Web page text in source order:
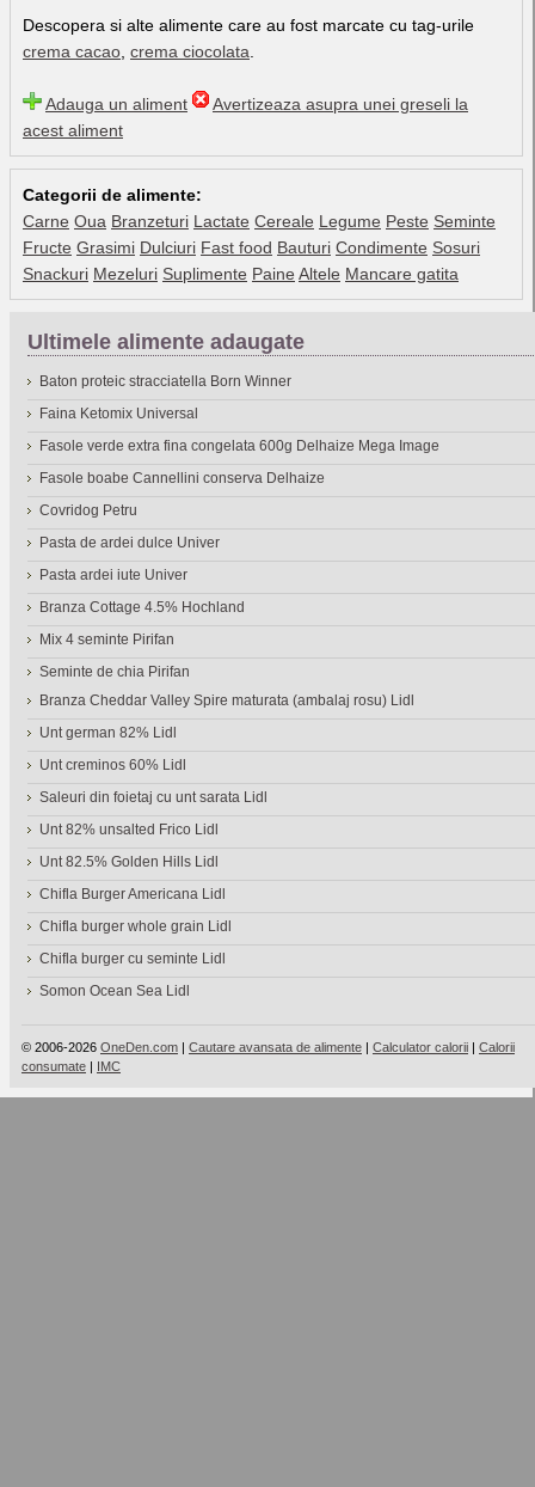
Descopera si alte alimente care au fost marcate cu tag-urile
crema cacao crema ciocolata
Adauga un aliment
Avertizeaza asupra unei greseli la
acest aliment
Categorii de alimente:
Carne Oua Branzeturi Lactate Cereale Legume Peste Seminte
Fructe Grasimi Dulciuri Fast food Bauturi Condimente Sosuri
Snackuri Mezeluri Suplimente Paine Altele Mancare gatita
Ultimele alimente adaugate
Baton proteic stracciatella Born Winner
Faina Ketomix Universal
Fasole verde extra fina congelata 600g Delhaize Mega Image
Fasole boabe Cannellini conserva Delhaize
Covridog Petru
Pasta de ardei dulce Univer
Pasta ardei iute Univer
Branza Cottage 4.5% Hochland
Mix 4 seminte Pirifan
Seminte de chia Pirifan
Branza Cheddar Valley Spire maturata (ambalaj rosu) Lidl
Unt german 82% Lidl
Unt creminos 60% Lidl
Saleuri din foietaj cu unt sarata Lidl
Unt 82% unsalted Frico Lidl
Unt 82.5% Golden Hills Lidl
Chifla Burger Americana Lidl
Chifla burger whole grain Lidl
Chifla burger cu seminte Lidl
Somon Ocean Sea Lidl
© 2006-2026 OneDen.com | Cautare avansata de alimente | Calculator calorii | Calorii
consumate | IMC